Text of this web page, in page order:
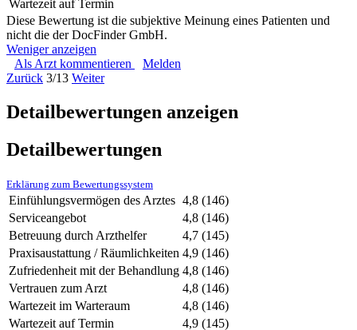
Wartezeit auf Termin
Diese Bewertung ist die subjektive Meinung eines Patienten und
nicht die der DocFinder GmbH.
Weniger anzeigen
Als Arzt kommentieren
Melden
Zurück 3/13 Weiter
Detailbewertungen anzeigen
Detailbewertungen
Erklärung zum Bewertungssystem
Einfühlungsvermögen des Arztes 4,8 (146)
Serviceangebot
4,8 (146)
Betreuung durch Arzthelfer
4,7 (145)
Praxisaustattung / Räumlichkeiten 4,9 (146)
Zufriedenheit mit der Behandlung 4,8 (146)
Vertrauen zum Arzt
4,8 (146)
Wartezeit im Warteraum
4,8 (146)
Wartezeit auf Termin
4,9 (145)